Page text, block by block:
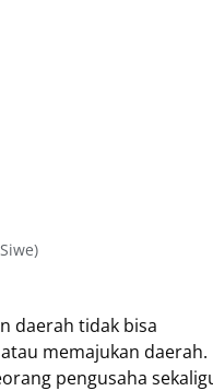
daerah tidak bisa
memajukan daerah.
pengusaha